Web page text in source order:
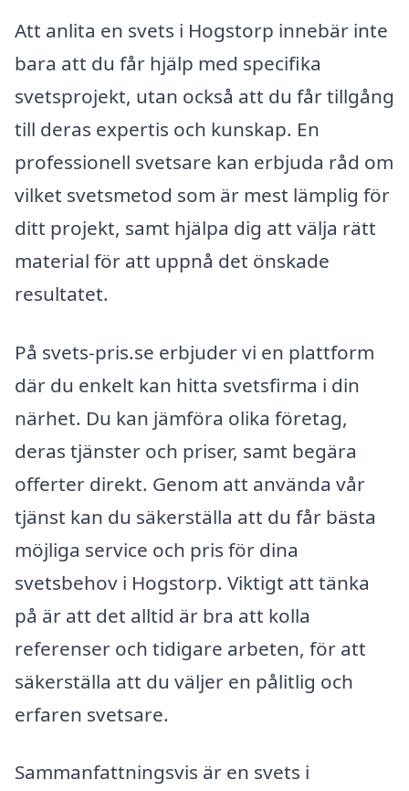
Att anlita en svets i Hogstorp innebär inte
bara att du får hjälp med specifika
svetsprojekt, utan också att du får tillgång
till deras expertis och kunskap. En
professionell svetsare kan erbjuda råd om
vilket svetsmetod som är mest lämplig för
ditt projekt, samt hjälpa dig att välja rätt
material för att uppnå det önskade
resultatet.
På svets-pris.se erbjuder vi en plattform
där du enkelt kan hitta svetsfirma i din
närhet. Du kan jämföra olika företag,
deras tjänster och priser, samt begära
offerter direkt. Genom att använda vår
tjänst kan du säkerställa att du får bästa
möjliga service och pris för dina
svetsbehov i Hogstorp. Viktigt att tänka
på är att det alltid är bra att kolla
referenser och tidigare arbeten, för att
säkerställa att du väljer en pålitlig och
erfaren svetsare.
Sammanfattningsvis är en svets i